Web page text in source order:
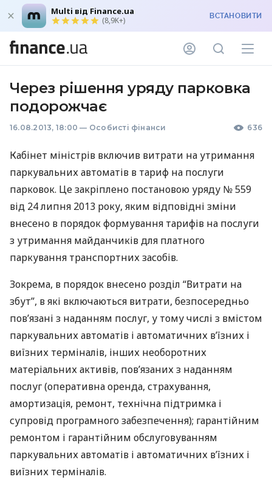
Multi від Finance.ua
(8,9K+) ВСТАНОВИТИ
Через рішення уряду парковка
подорожчає
16.08.2013, 18:00 — Особисті фінанси 636
Кабінет міністрів включив витрати на утримання
паркувальних автоматів в тариф на послуги
парковок. Це закріплено постановою уряду № 559
від 24 липня 2013 року, яким відповідні зміни
внесено в порядок формування тарифів на послуги
з утримання майданчиків для платного
паркування транспортних засобів.
Зокрема, в порядок внесено розділ “Витрати на
збут”, в які включаються витрати, безпосередньо
пов’язані з наданням послуг, у тому числі з вмістом
паркувальних автоматів і автоматичних в’їзних і
виїзних терміналів, інших необоротних
матеріальних активів, пов’язаних з наданням
послуг (оперативна оренда, страхування,
амортизація, ремонт, технічна підтримка і
супровід програмного забезпечення); гарантійним
ремонтом і гарантійним обслуговуванням
паркувальних автоматів і автоматичних в’їзних і
виїзних терміналів.